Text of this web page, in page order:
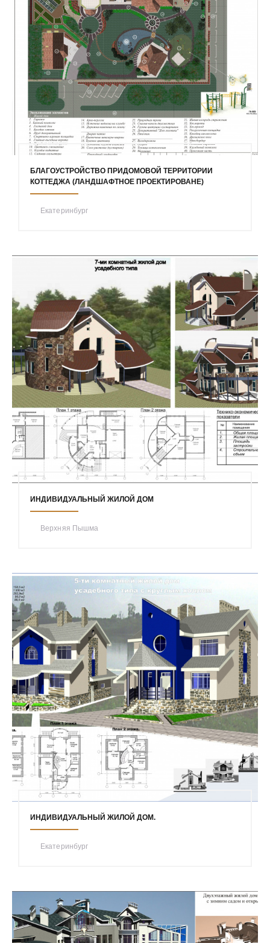
БЛАГОУСТРОЙСТВО ПРИДОМОВОЙ ТЕРРИТОРИИ
КОТТЕДЖА (ЛАНДШАФТНОЕ ПРОЕКТИРОВАНЕ)
Екатеринбург
ИНДИВИДУАЛЬНЫЙ ЖИЛОЙ ДОМ
Верхняя Пышма
ИНДИВИДУАЛЬНЫЙ ЖИЛОЙ ДОМ.
Екатеринбург